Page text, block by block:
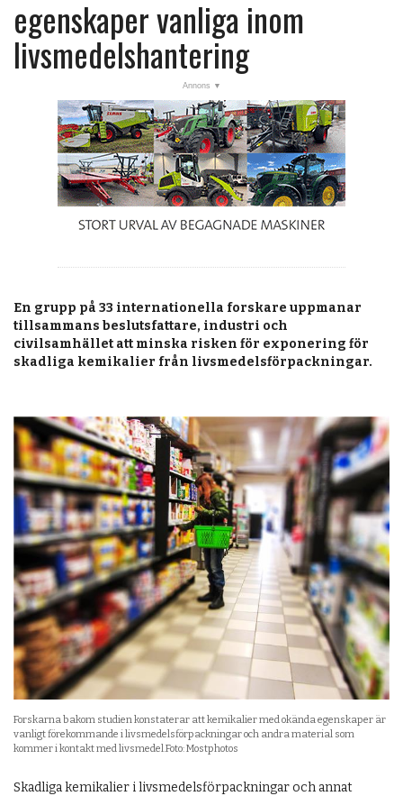
Veckans nyheter
Läsartoppen
OPINION
KALENDER
MARKNAD
ANNONSERA
PRENUMERERA
egenskaper vanliga inom
livsmedelshantering
En grupp på 33 internationella forskare uppmanar
tillsammans beslutsfattare, industri och
civilsamhället att minska risken för exponering för
skadliga kemikalier från livsmedelsförpackningar.
Forskarna bakom studien konstaterar att kemikalier med okända egenskaper är
vanligt förekommande i livsmedelsförpackningar och andra material som
kommer i kontakt med livsmedel.Foto: Mostphotos
Skadliga kemikalier i livsmedelsförpackningar och annat